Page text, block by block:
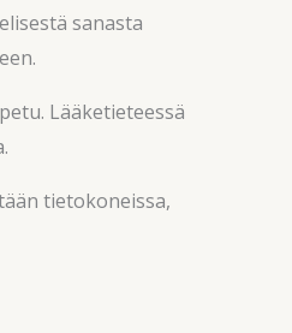
sanasta
Lääketieteessä
tietokoneissa,